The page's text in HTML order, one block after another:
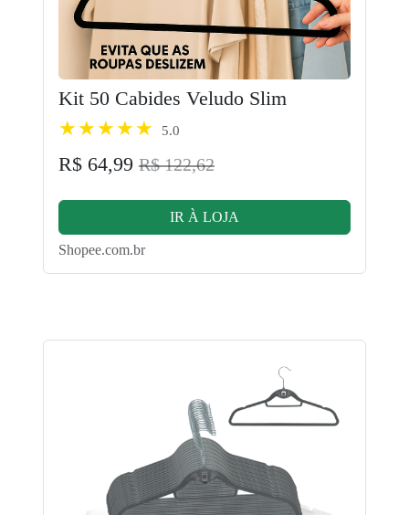
Kit 50 Cabides Veludo Slim
5.0
R$ 64,99 R$ 122,62
IR À LOJA
Shopee.com.br